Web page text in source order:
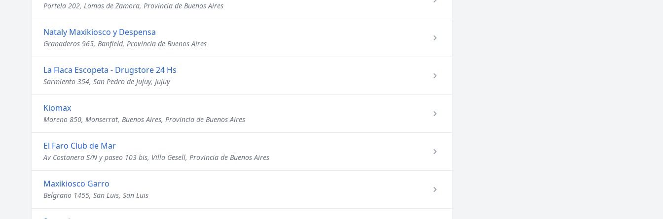
Portela 202, Lomas de Zamora, Provincia de Buenos Aires
Nataly Maxikiosco y Despensa
Granaderos 965, Banfield, Provincia de Buenos Aires
La Flaca Escopeta - Drugstore 24 Hs
Sarmiento 354, San Pedro de Jujuy, Jujuy
Kiomax
Moreno 850, Monserrat, Buenos Aires, Provincia de Buenos Aires
El Faro Club de Mar
Av Costanera S/N y paseo 103 bis, Villa Gesell, Provincia de Buenos Aires
Maxikiosco Garro
Belgrano 1455, San Luis, San Luis